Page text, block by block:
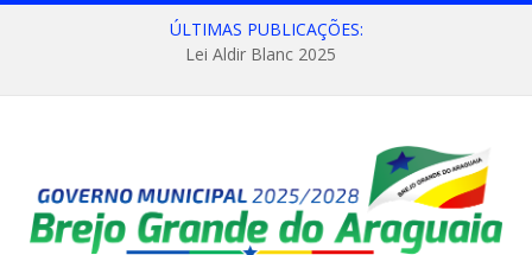
ÚLTIMAS PUBLICAÇÕES:
Lei Aldir Blanc 2025